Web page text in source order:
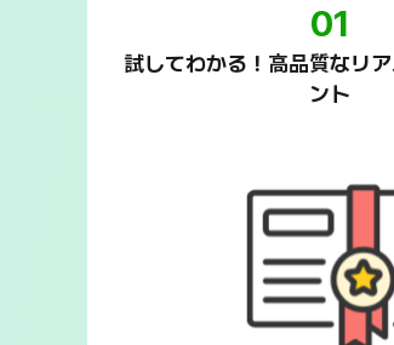
01
試してわかる！高品質なリ
ント